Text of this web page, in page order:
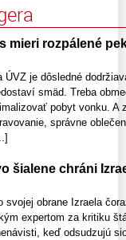
mieri rozpálené
ÚVZ je dôsledné
smäd. Treba
pobyt vonku. A
správne
šialene chráni
svojej obrane Izraela
expertom za kritiku
keď odsudzujú